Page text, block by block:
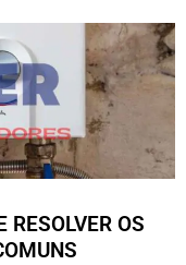
RESOLVER OS